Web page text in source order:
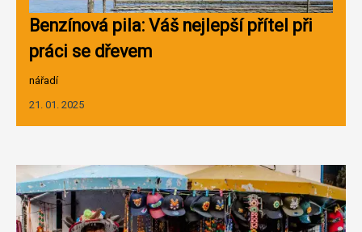
Benzínová pila: Váš nejlepší přítel při
práci se dřevem
nářadí
21. 01. 2025